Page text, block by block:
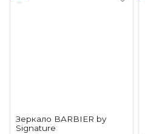
Зеркало BARBIER by
Signature